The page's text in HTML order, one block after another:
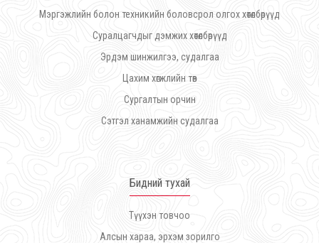
Мэргэжлийн болон техникийн боловсрол олгох хөтөлбөрүүд
Суралцагчдыг дэмжих хөтөлбөрүүд
Эрдэм шинжилгээ, судалгаа
Цахим хөгжлийн төв
Сургалтын орчин
Сэтгэл ханамжийн судалгаа
Бидний тухай
Түүхэн товчоо
Алсын хараа, эрхэм зорилго